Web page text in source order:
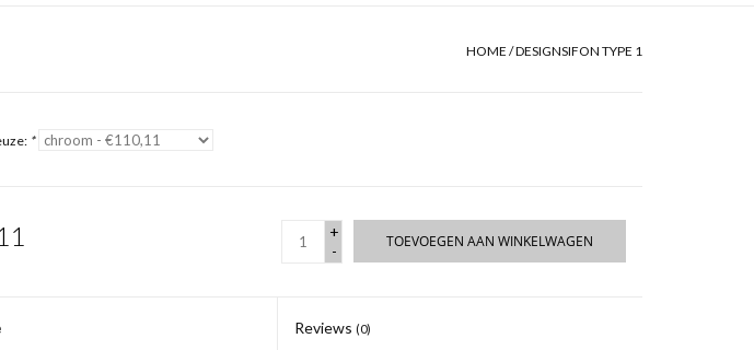
HOME /DESIGNSIFON TYPE 1
*
+
-
TOEVOEGEN AAN WINKELWAGEN
Reviews (0)